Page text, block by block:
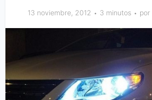
13 noviembre, 2012 3 minutos por